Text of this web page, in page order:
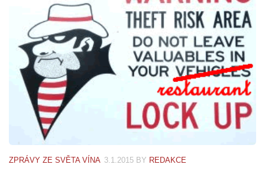
ZPRÁVY ZE SVĚTA VÍNA 3.1.2015 BY REDAKCE